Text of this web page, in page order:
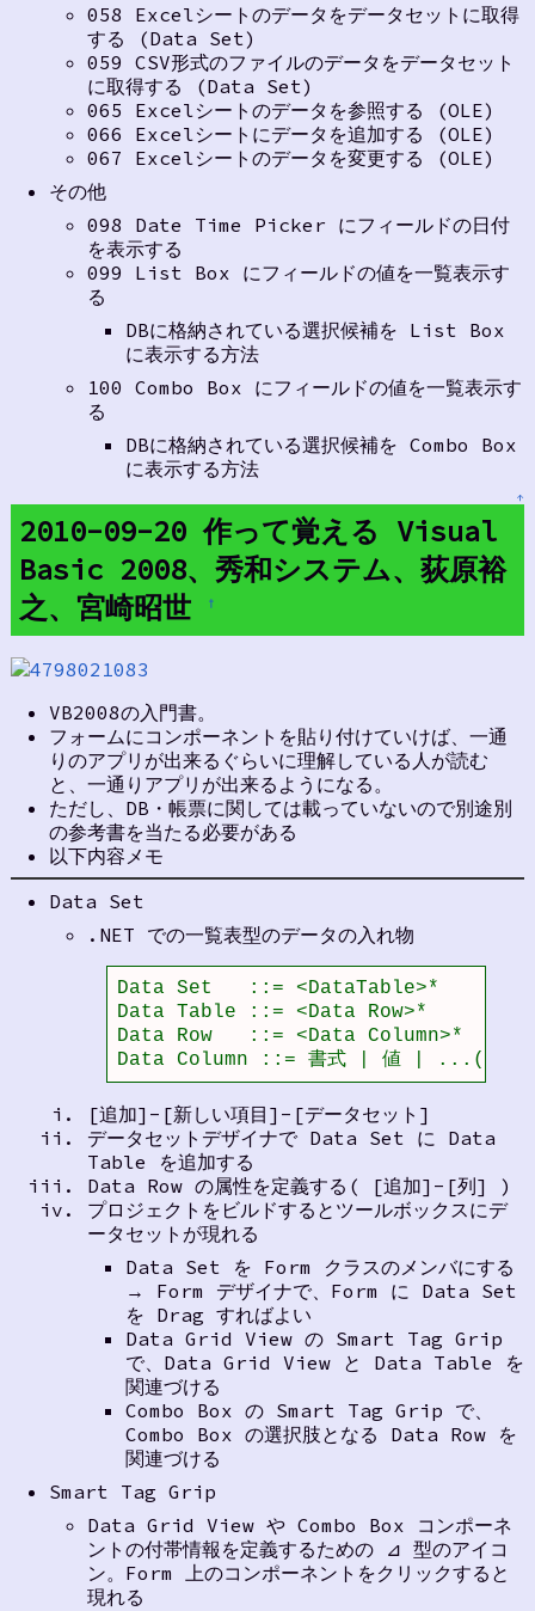
058 Excelシートのデータをデータセットに取得
する (Data Set)
059 CSV形式のファイルのデータをデータセット
に取得する (Data Set)
065 Excelシートのデータを参照する (OLE)
066 Excelシートにデータを追加する (OLE)
067 Excelシートのデータを変更する (OLE)
その他
098 Date Time Picker にフィールドの日付
を表示する
099 List Box にフィールドの値を一覧表示す
る
DBに格納されている選択候補を List Box
に表示する方法
100 Combo Box にフィールドの値を一覧表示す
る
DBに格納されている選択候補を Combo Box
に表示する方法
↑
2010-09-20 作って覚える Visual
Basic 2008、秀和システム、荻原裕
之、宮崎昭世
†
VB2008の入門書。
フォームにコンポーネントを貼り付けていけば、一通
りのアプリが出来るぐらいに理解している人が読む
と、一通りアプリが出来るようになる。
ただし、DB・帳票に関しては載っていないので別途別
の参考書を当たる必要がある
以下内容メモ
Data Set
.NET での一覧表型のデータの入れ物
Data Set   ::= <DataTable>*
Data Table ::= <Data Row>*
Data Row   ::= <Data Column>*
Data Column ::= 書式 | 値 |
[追加]-[新しい項目]-[データセット]
データセットデザイナで Data Set に Data
Table を追加する
Data Row の属性を定義する( [追加]-[列] )
プロジェクトをビルドするとツールボックスにデ
ータセットが現れる
Data Set を Form クラスのメンバにする
→ Form デザイナで、Form に Data Set
を Drag すればよい
Data Grid View の Smart Tag Grip
で、Data Grid View と Data Table を
関連づける
Combo Box の Smart Tag Grip で、
Combo Box の選択肢となる Data Row を
関連づける
Smart Tag Grip
Data Grid View や Combo Box コンポーネ
ントの付帯情報を定義するための ⊿ 型のアイコ
ン。Form 上のコンポーネントをクリックすると
現れる